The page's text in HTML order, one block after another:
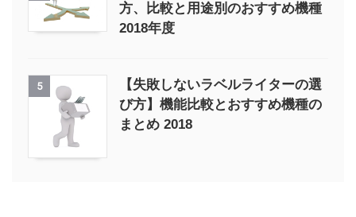
方、比較と用途別のおすすめ機種
2018年度
5
【失敗しないラベルライターの選
び方】機能比較とおすすめ機種の
まとめ 2018